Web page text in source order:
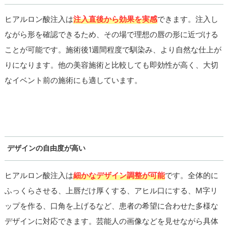
ヒアルロン酸注入は注入直後から効果を実感できます。注入し
ながら形を確認できるため、その場で理想の唇の形に近づける
ことが可能です。施術後1週間程度で馴染み、より自然な仕上が
りになります。他の美容施術と比較しても即効性が高く、大切
なイベント前の施術にも適しています。
デザインの自由度が高い
ヒアルロン酸注入は細かなデザイン調整が可能です。全体的に
ふっくらさせる、上唇だけ厚くする、アヒル口にする、M字リ
ップを作る、口角を上げるなど、患者の希望に合わせた多様な
デザインに対応できます。芸能人の画像などを見せながら具体